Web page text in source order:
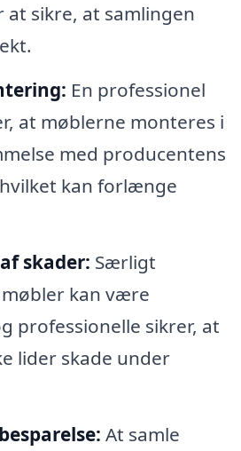
sikre, at samlingen
En professionel
at møblerne monteres i
med producentens
kan forlænge
skader: Særligt
kan være
professionelle sikrer, at
lider skade under
At samle